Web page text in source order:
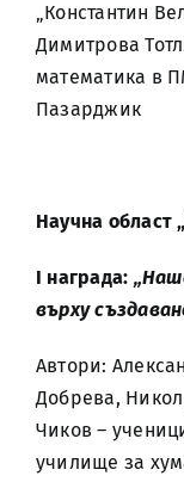
„Константин
Димитрова
математика в
Пазарджик
Научна област
I награда:
върху
Автори:
Добрева,
Чиков –
училище за